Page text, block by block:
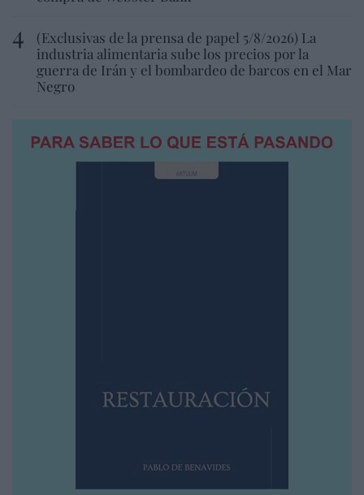
(Exclusivas de la prensa de papel 5/8/2026) La
industria alimentaria sube los precios por la
guerra de Irán y el bombardeo de barcos en el Mar
Negro